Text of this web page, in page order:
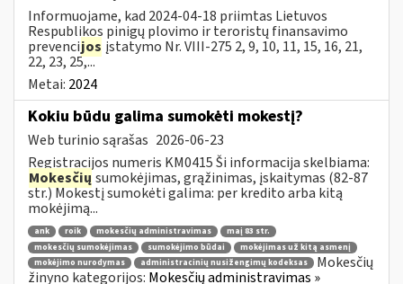
Informuojame, kad 2024-04-18 priimtas Lietuvos
Respublikos pinigų plovimo ir teroristų finansavimo
prevencijos įstatymo Nr. VIII-275 2, 9, 10, 11, 15, 16, 21,
22, 23, 25,...
Metai: 2024
Kokiu būdu galima sumokėti mokestį?
Web turinio sąrašas 2026-06-23
Registracijos numeris KM0415 Ši informacija skelbiama:
Mokesčių sumokėjimas, grąžinimas, įskaitymas (82-87
str.) Mokestį sumokėti galima: per kredito arba kitą
mokėjimą...
ank roik mokesčių administravimas
maį 83 str.
mokesčių sumokėjimas
sumokėjimo būdai
mokėjimas už kitą asmenį
mokėjimo nurodymas
administracinių nusižengimų kodeksas
Mokesčių
žinyno kategorijos: Mokesčių administravimas »